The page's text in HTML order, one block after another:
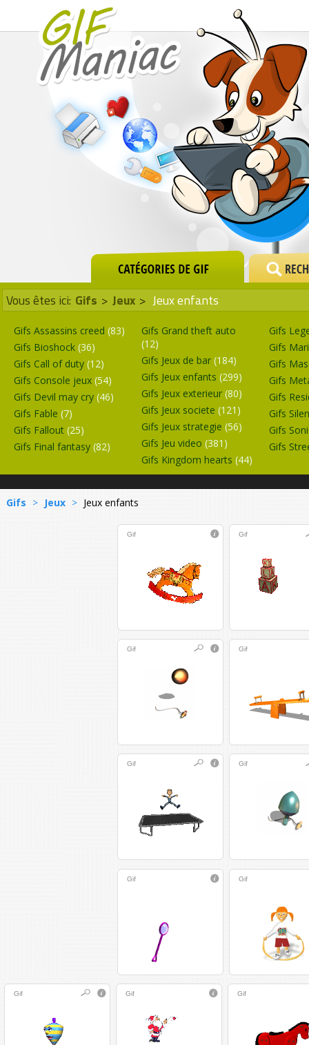
Vous êtes ici: Gifs > Jeux > Jeux enfants
Gifs Assassins creed (83)
Gifs Bioshock (36)
Gifs Call of duty (12)
Gifs Console jeux (54)
Gifs Devil may cry (46)
Gifs Fable (7)
Gifs Fallout (25)
Gifs Final fantasy (82)
Gifs Grand theft auto
(12)
Gifs Jeux de bar (184)
Gifs Jeux enfants (299)
Gifs Jeux exterieur (80)
Gifs Jeux societe (121)
Gifs Jeux strategie (56)
Gifs Jeu video (381)
Gifs Kingdom hearts (44)
Gifs
Gifs
Gifs
Gifs
Gifs
Gifs
Gifs
Gifs
Gifs > Jeux > Jeux enfants
Gif Gif
Gif Gif
Gif Gif
Gif Gif
Gif Gif Gif